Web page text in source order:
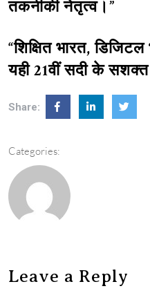
तकनीकी नेतृत्व।”
“शिक्षित भारत,
यही 21वीं सदी के
Share:
Categories:
Leave a Reply